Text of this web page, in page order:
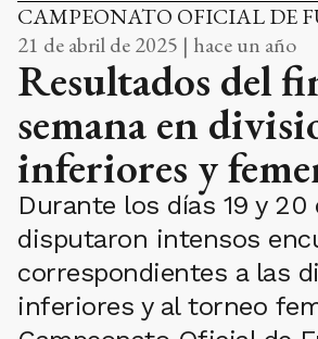
CAMPEONATO OFICIAL DE
21 de abril de 2025 | hace un año
Resultados del
semana en
inferiores y
Durante los días 19 y 20
disputaron intensos
correspondientes a las
inferiores y al torneo